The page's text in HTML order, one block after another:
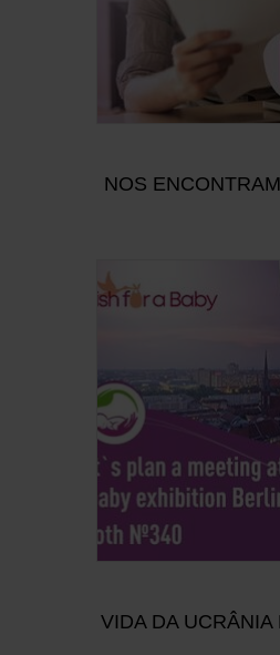
NOS
VIDA DA